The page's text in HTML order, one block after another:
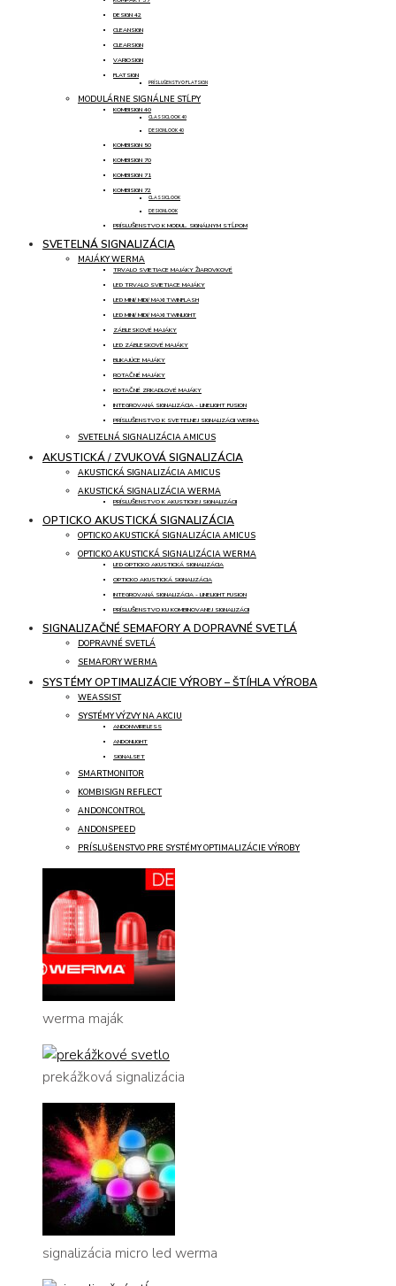
DESIGN 42
CLEANSIGN
CLEARSIGN
VARIOSIGN
FLATSIGN
PRÍSLUŠENSTVO FLATSIGN
MODULÁRNE SIGNÁLNE STĹPY
KOMBISIGN 40
CLASSICLOOK 40
DESIGNLOOK 40
KOMBISIGN 50
KOMBISIGN 70
KOMBISIGN 71
KOMBISIGN 72
CLASSICLOOK
DESIGNLOOK
PRÍSLUŠENSTVO K MODUL. SIGNÁLNYM STĹPOM
SVETELNÁ SIGNALIZÁCIA
MAJÁKY WERMA
TRVALO SVIETIACE MAJÁKY ŽIAROVKOVÉ
LED TRVALO SVIETIACE MAJÁKY
LED MINI/ MIDI/ MAXI TWINFLASH
LED MINI/ MIDI/ MAXI TWINLIGHT
ZÁBLESKOVÉ MAJÁKY
LED ZÁBLESKOVÉ MAJÁKY
BLIKAJÚCE MAJÁKY
ROTAČNÉ MAJÁKY
ROTAČNÉ ZRKADLOVÉ MAJÁKY
INTEGROVANÁ SIGNALIZÁCIA - LINELIGHT FUSION
PRÍSLUŠENSTVO K SVETELNEJ SIGNALIZÁCII WERMA
SVETELNÁ SIGNALIZÁCIA AMICUS
AKUSTICKÁ / ZVUKOVÁ SIGNALIZÁCIA
AKUSTICKÁ SIGNALIZÁCIA AMICUS
AKUSTICKÁ SIGNALIZÁCIA WERMA
PRÍSLUŠENSTVO K AKUSTICKEJ SIGNALIZÁCII
OPTICKO AKUSTICKÁ SIGNALIZÁCIA
OPTICKO AKUSTICKÁ SIGNALIZÁCIA AMICUS
OPTICKO AKUSTICKÁ SIGNALIZÁCIA WERMA
LED OPTICKO AKUSTICKÁ SIGNALIZÁCIA
OPTICKO AKUSTICKÁ SIGNALIZÁCIA
INTEGROVANÁ SIGNALIZÁCIA - LINELIGHT FUSION
PRÍSLUŠENSTVO KU KOMBINOVANEJ SIGNALIZÁCII
SIGNALIZAČNÉ SEMAFORY A DOPRAVNÉ SVETLÁ
DOPRAVNÉ SVETLÁ
SEMAFORY WERMA
SYSTÉMY OPTIMALIZÁCIE VÝROBY – ŠTÍHLA VÝROBA
WEASSIST
SYSTÉMY VÝZVY NA AKCIU
ANDONWIRELESS
ANDONLIGHT
SIGNALSET
SMARTMONITOR
KOMBISIGN REFLECT
ANDONCONTROL
ANDONSPEED
PRÍSLUŠENSTVO PRE SYSTÉMY OPTIMALIZÁCIE VÝROBY
werma maják
prekážková signalizácia
signalizácia micro led werma